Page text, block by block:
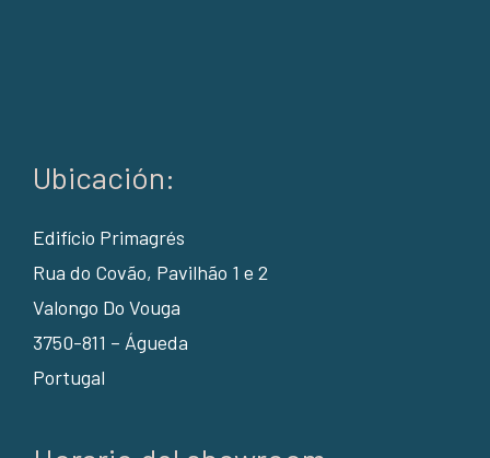
Ubicación:
Edifício Primagrés
Rua do Covão, Pavilhão 1 e 2
Valongo Do Vouga
3750-811 – Águeda
Portugal